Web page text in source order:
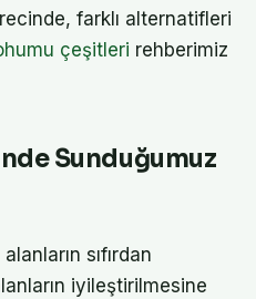
farklı alternatifleri
çeşitleri rehberimiz
Sunduğumuz
sıfırdan
iyileştirilmesine